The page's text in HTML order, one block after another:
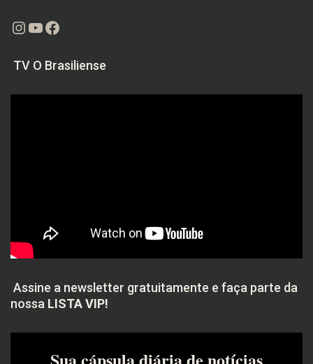
Instagram
Youtube
Facebook
TV O Brasiliense
Assine a newsletter gratuitamente e faça parte da
nossa LISTA VIP!